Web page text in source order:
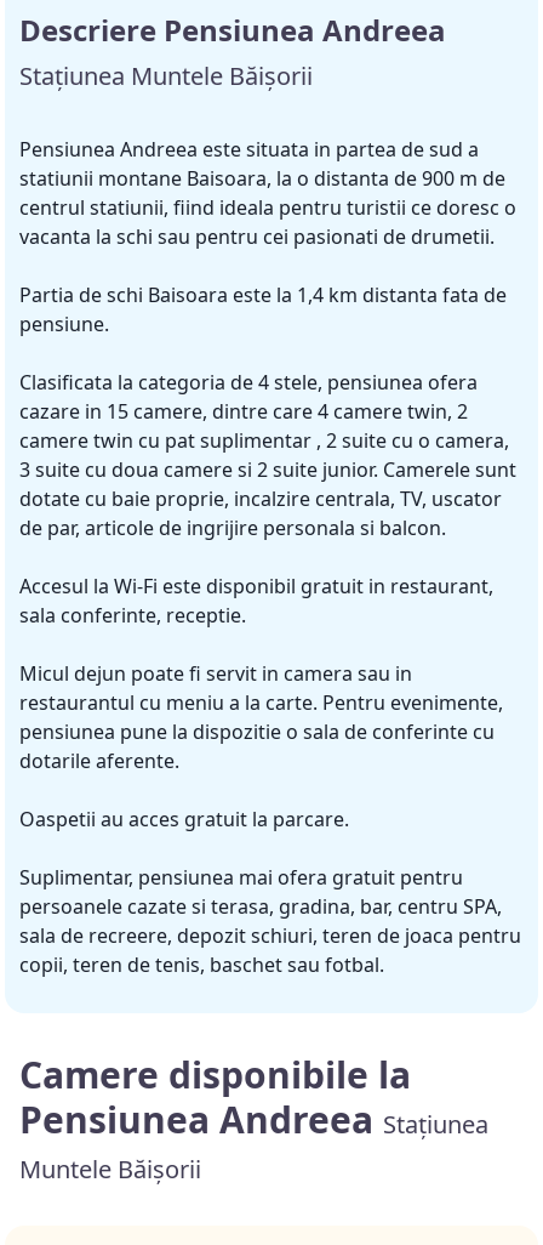
Descriere Pensiunea Andreea
Staţiunea Muntele Băişorii
Pensiunea Andreea este situata in partea de sud a
statiunii montane Baisoara, la o distanta de 900 m de
centrul statiunii, fiind ideala pentru turistii ce doresc o
vacanta la schi sau pentru cei pasionati de drumetii.
Partia de schi Baisoara este la 1,4 km distanta fata de
pensiune.
Clasificata la categoria de 4 stele, pensiunea ofera
cazare in 15 camere, dintre care 4 camere twin, 2
camere twin cu pat suplimentar , 2 suite cu o camera,
3 suite cu doua camere si 2 suite junior. Camerele sunt
dotate cu baie proprie, incalzire centrala, TV, uscator
de par, articole de ingrijire personala si balcon.
Accesul la Wi-Fi este disponibil gratuit in restaurant,
sala conferinte, receptie.
Micul dejun poate fi servit in camera sau in
restaurantul cu meniu a la carte. Pentru evenimente,
pensiunea pune la dispozitie o sala de conferinte cu
dotarile aferente.
Oaspetii au acces gratuit la parcare.
Suplimentar, pensiunea mai ofera gratuit pentru
persoanele cazate si terasa, gradina, bar, centru SPA,
sala de recreere, depozit schiuri, teren de joaca pentru
copii, teren de tenis, baschet sau fotbal.
Camere disponibile la
Pensiunea Andreea Staţiunea
Muntele Băişorii